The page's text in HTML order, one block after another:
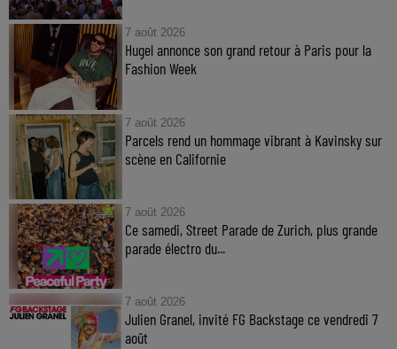
7 août 2026
Hugel annonce son grand retour à Paris pour la
Fashion Week
7 août 2026
Parcels rend un hommage vibrant à Kavinsky sur
scène en Californie
7 août 2026
Ce samedi, Street Parade de Zurich, plus grande
parade électro du...
7 août 2026
Julien Granel, invité FG Backstage ce vendredi 7
août